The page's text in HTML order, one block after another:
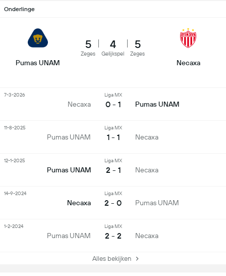
Onderlinge
Pumas UNAM
5
Zeges
4
Gelijkspel
5
Zeges
Necaxa
Necaxa
Liga MX
0 - 1 Pumas UNAM
7-3-2026
Pumas UNAM
Liga MX
1 - 1 Necaxa
11-8-2025
Pumas UNAM
Liga MX
2 - 1 Necaxa
12-1-2025
Necaxa
Liga MX
2 - 0 Pumas UNAM
14-9-2024
Pumas UNAM
Liga MX
2 - 2 Necaxa
1-2-2024
Alles bekijken